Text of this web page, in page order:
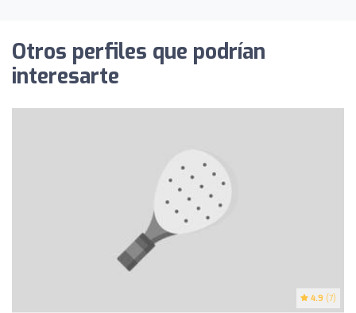
Otros perfiles que podrían
interesarte
4.9 (7)